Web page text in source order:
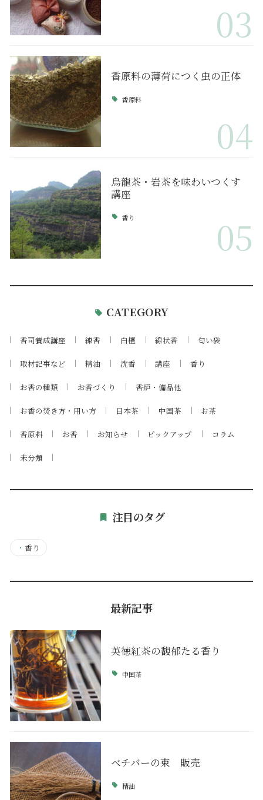
03
香原料の薄荷につく虫の正体
香原料
04
烏龍茶・岩茶を味わいつくす
講座
香り 05
CATEGORY
香司養成講座 練香 白檀 線状香 匂い袋
取材記事など 精油 沈香 講座 香り
お香の種類 お香づくり 香炉・備品他
お香の焚き方・用い方 日本茶 中国茶 お茶
香原料 お香 お知らせ ピックアップ コラム
未分類
注目のタグ
・ 香り
最新記事
英徳紅茶の馥郁たる香り
中国茶
ベチバーの束 販売
精油